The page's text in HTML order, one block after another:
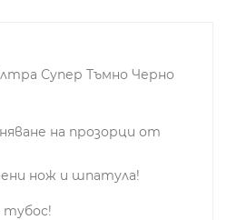
Супер Тъмно Черно
на прозорци от
нож и шпатула!